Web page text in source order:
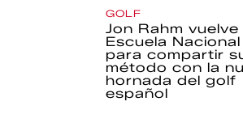
GOLF
Jon Rahm vuelve
Escuela Nacional
para compartir
método con la
hornada del golf
español